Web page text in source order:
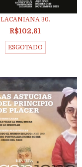
LACANIANA 30.
R$102,81
ESGOTADO